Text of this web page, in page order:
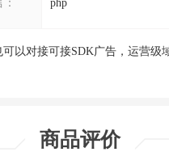
php
以对接可接SDK广告，运营级
商品评价